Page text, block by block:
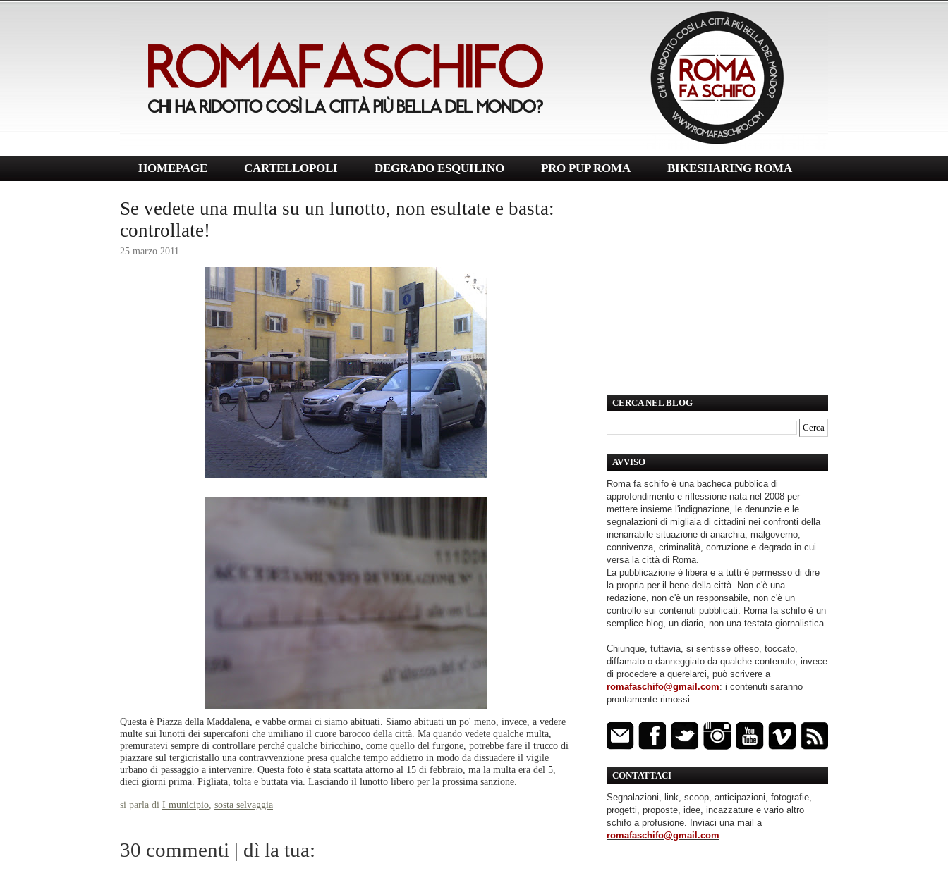
HOMEPAGE CARTELLOPOLI DEGRADO ESQUILINO PRO PUP ROMA BIKESHARING ROMA
Se vedete una multa su un lunotto, non esultate e basta:
controllate!
25 marzo 2011
Questa è Piazza della Maddalena, e vabbe ormai ci siamo abituati. Siamo abituati un po' meno, invece, a vedere
multe sui lunotti dei supercafoni che umiliano il cuore barocco della città. Ma quando vedete qualche multa,
premuratevi sempre di controllare perché qualche biricchino, come quello del furgone, potrebbe fare il trucco di
piazzare sul tergicristallo una contravvenzione presa qualche tempo addietro in modo da dissuadere il vigile
urbano di passaggio a intervenire. Questa foto è stata scattata attorno al 15 di febbraio, ma la multa era del 5,
dieci giorni prima. Pigliata, tolta e buttata via. Lasciando il lunotto libero per la prossima sanzione.
si parla di I municipio, sosta selvaggia
30 commenti | dì la tua:
CERCA NEL BLOG
AVVISO
Roma fa schifo è una bacheca pubblica di
approfondimento e riflessione nata nel 2008 per
mettere insieme l'indignazione, le denunzie e le
segnalazioni di migliaia di cittadini nei confronti della
inenarrabile situazione di anarchia, malgoverno,
connivenza, criminalità, corruzione e degrado in cui
versa la città di Roma.
La pubblicazione è libera e a tutti è permesso di dire
la propria per il bene della città. Non c'è una
redazione, non c'è un responsabile, non c'è un
controllo sui contenuti pubblicati: Roma fa schifo è un
semplice blog, un diario, non una testata giornalistica.
Chiunque, tuttavia, si sentisse offeso, toccato,
diffamato o danneggiato da qualche contenuto, invece
di procedere a querelarci, può scrivere a
romafaschifo@gmail.com: i contenuti saranno
prontamente rimossi.
CONTATTACI
Segnalazioni, link, scoop, anticipazioni, fotografie,
progetti, proposte, idee, incazzature e vario altro
schifo a profusione. Inviaci una mail a
romafaschifo@gmail.com